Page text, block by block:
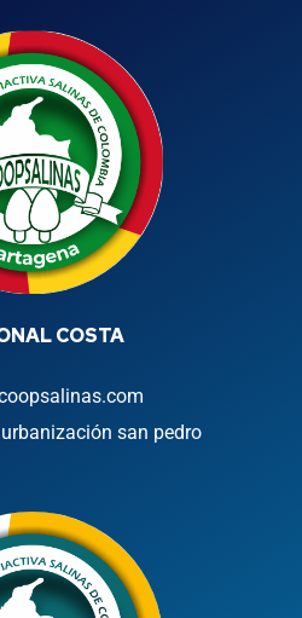
COSTA
san pedro